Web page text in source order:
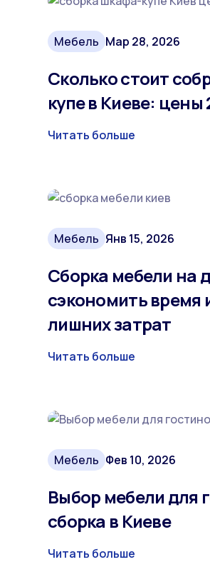
Мебель Мар 28, 2026
Сколько стоит
купе в Киеве: цены
Читать больше
Мебель Янв 15, 2026
Сборка мебели на
сэкономить время
лишних затрат
Читать больше
Мебель Фев 10, 2026
Выбор мебели для
сборка в Киеве
Читать больше